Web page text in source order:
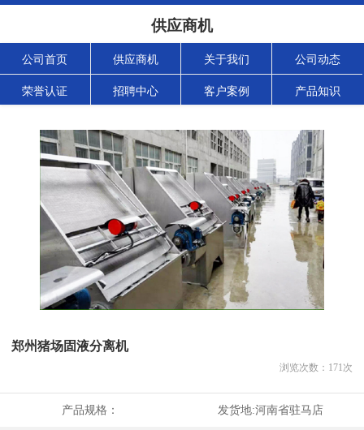
供应商机
公司首页 供应商机 关于我们 公司动态
荣誉认证 招聘中心 客户案例 产品知识
郑州猪场固液分离机
浏览次数： 171次
产品规格： 发货地:河南省驻马店